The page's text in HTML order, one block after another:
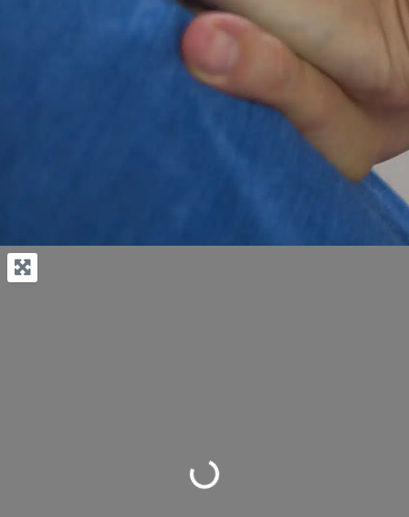
Loading...